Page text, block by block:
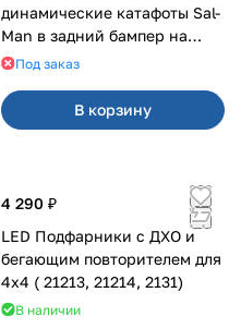
динамические катафоты Sal-
Man в задний бампер на
Приора 2
Под заказ
В корзину
4 290 ₽
LED Подфарники с ДХО и
бегающим повторителем для
4x4 ( 21213, 21214, 2131)
В наличии